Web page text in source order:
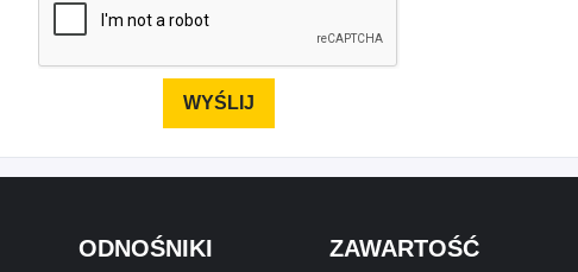
ODNOŚNIKI ZAWARTOŚĆ